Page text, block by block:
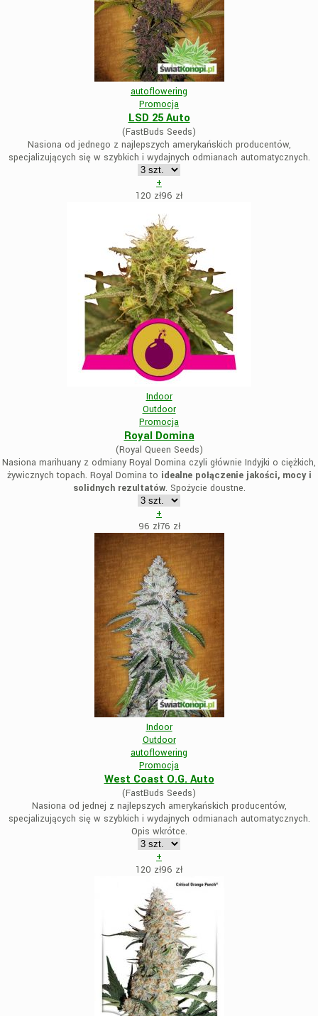
autoflowering
Promocja
LSD 25 Auto
(FastBuds Seeds)
Nasiona od jednego z najlepszych amerykańskich producentów,
specjalizujących się w szybkich i wydajnych odmianach automatycznych.
+
120 zł96 zł
Indoor
Outdoor
Promocja
Royal Domina
(Royal Queen Seeds)
Nasiona marihuany z odmiany Royal Domina czyli głównie Indyjki o ciężkich,
żywicznych topach. Royal Domina to idealne połączenie jakości, mocy i
solidnych rezultatów. Spożycie doustne.
+
96 zł76 zł
Indoor
Outdoor
autoflowering
Promocja
West Coast O.G. Auto
(FastBuds Seeds)
Nasiona od jednej z najlepszych amerykańskich producentów,
specjalizujących się w szybkich i wydajnych odmianach automatycznych.
Opis wkrótce.
+
120 zł96 zł